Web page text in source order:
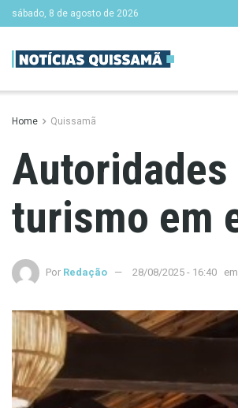
sábado, 8 de agosto de 2026
Home Quissamã
turismo em
Por Redação 28/08/2025 - 16:40 em